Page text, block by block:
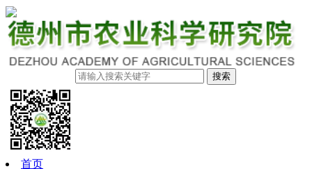
搜索
首页